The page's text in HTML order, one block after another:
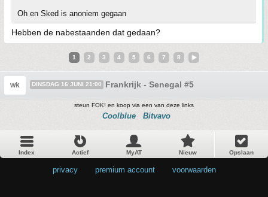
Oh en Sked is anoniem gegaan
Hebben de nabestaanden dat gedaan?
1 2 3 4 5 6 7 8
wk DINSDAG 16 JUNI 21:00 Frankrijk - Senegal #5
steun FOK! en koop via een van deze links
Coolblue Bitvavo
Index Actief MyAT Nieuw Opslaan
privacy premium account voorwaarden